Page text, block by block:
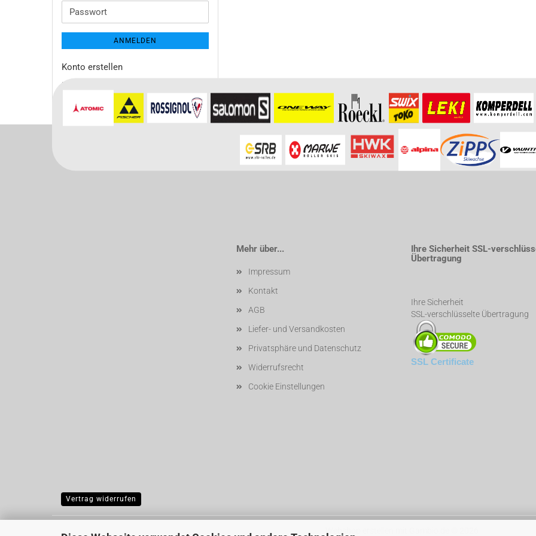
Passwort
ANMELDEN
Konto erstellen
Passwort vergessen?
Mehr über...
Impressum
Kontakt
AGB
Liefer- und Versandkosten
Privatsphäre und Datenschutz
Widerrufsrecht
Cookie Einstellungen
Ihre Sicherheit SSL-
Übertragung
Ihre Sicherheit
SSL-verschlüsselte Übertragung
SSL Certificate
Vertrag widerrufen